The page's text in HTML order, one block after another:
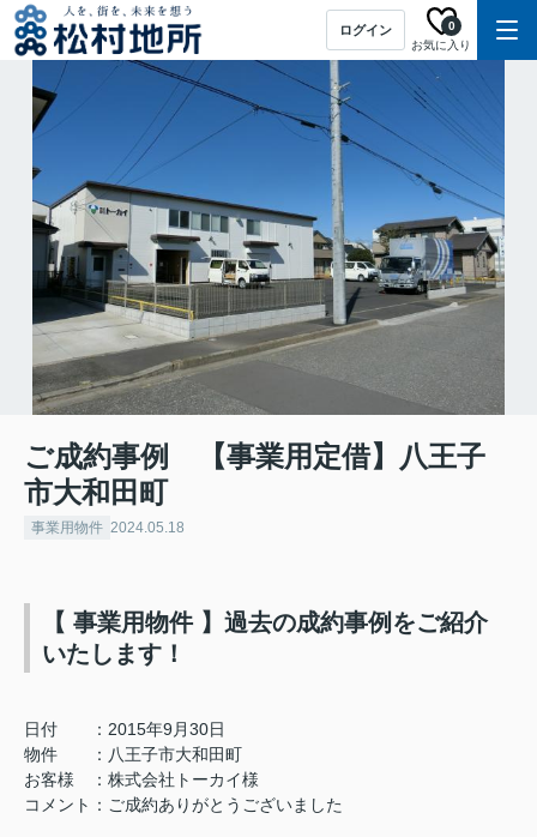
ログイン
お気に入り
0
ご成約事例 【事業用定借】八王子
市大和田町
事業用物件 2024.05.18
【 事業用物件 】過去の成約事例をご紹介
いたします！
日付 ：2015年9月30日
物件 ：八王子市大和田町
お客様 ：株式会社トーカイ様
コメント：ご成約ありがとうございました